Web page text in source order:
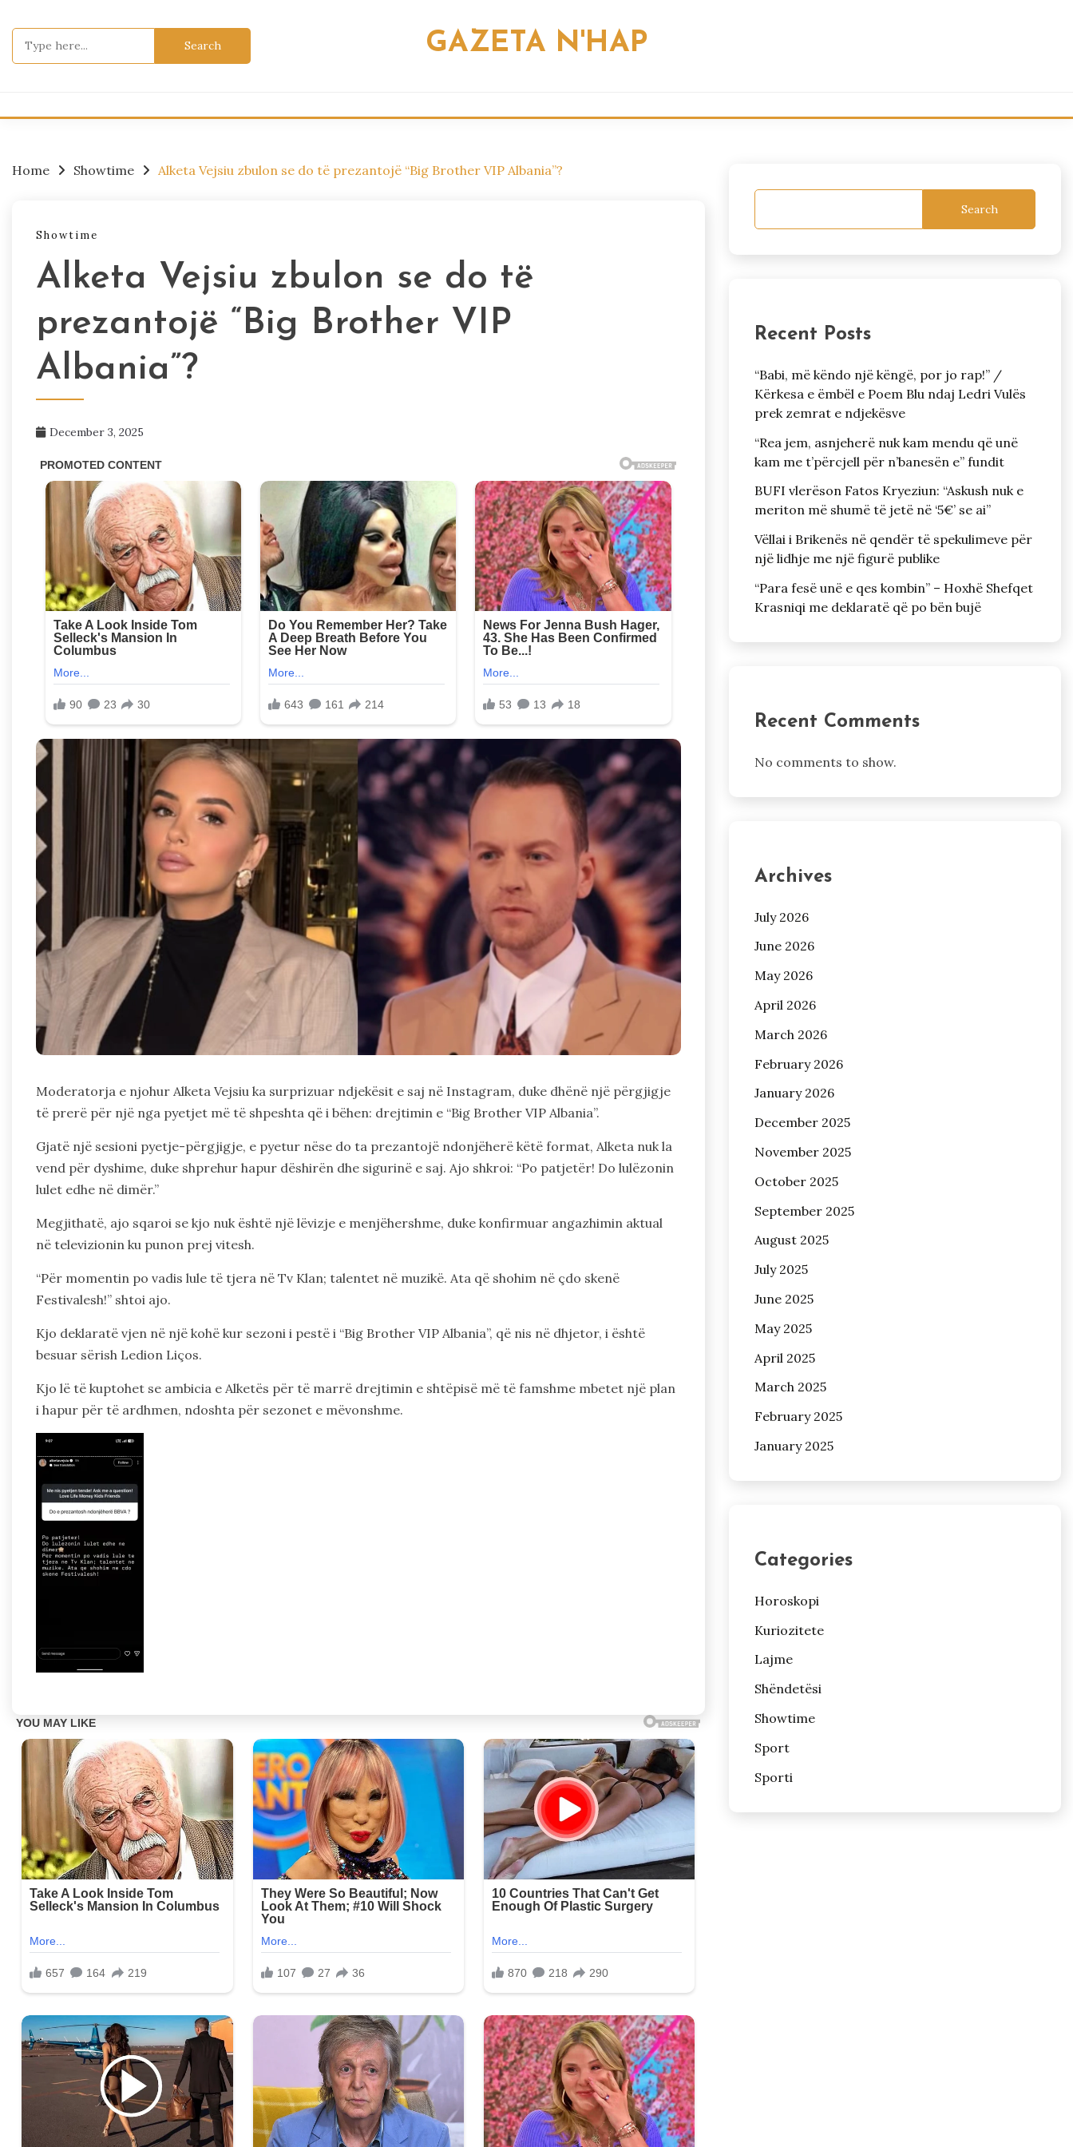
to
content
GAZETA N'HAP
Home Showtime Alketa Vejsiu zbulon se do të prezantojë “Big Brother VIP Albania”?
Showtime
Alketa Vejsiu zbulon se do të
prezantojë “Big Brother VIP
Albania”?
December 3, 2025
Moderatorja e njohur Alketa Vejsiu ka surprizuar ndjekësit e saj në Instagram, duke dhënë një përgjigje
të prerë për një nga pyetjet më të shpeshta që i bëhen: drejtimin e “Big Brother VIP Albania”.
Gjatë një sesioni pyetje-përgjigje, e pyetur nëse do ta prezantojë ndonjëherë këtë format, Alketa nuk la
vend për dyshime, duke shprehur hapur dëshirën dhe sigurinë e saj. Ajo shkroi: “Po patjetër! Do lulëzonin
lulet edhe në dimër.”
Megjithatë, ajo sqaroi se kjo nuk është një lëvizje e menjëhershme, duke konfirmuar angazhimin aktual
në televizionin ku punon prej vitesh.
“Për momentin po vadis lule të tjera në Tv Klan; talentet në muzikë. Ata që shohim në çdo skenë
Festivalesh!” shtoi ajo.
Kjo deklaratë vjen në një kohë kur sezoni i pestë i “Big Brother VIP Albania”, që nis në dhjetor, i është
besuar sërish Ledion Liços.
Kjo lë të kuptohet se ambicia e Alketës për të marrë drejtimin e shtëpisë më të famshme mbetet një plan
i hapur për të ardhmen, ndoshta për sezonet e mëvonshme.
Search
Recent Posts
“Babi, më këndo një këngë, por jo rap!” /
Kërkesa e ëmbël e Poem Blu ndaj Ledri Vulës
prek zemrat e ndjekësve
“Rea jem, asnjeherë nuk kam mendu që unë
kam me t’përcjell për n’banesën e” fundit
BUFI vlerëson Fatos Kryeziun: “Askush nuk e
meriton më shumë të jetë në ‘5€’ se ai”
Vëllai i Brikenës në qendër të spekulimeve për
një lidhje me një figurë publike
“Para fesë unë e qes kombin” – Hoxhë Shefqet
Krasniqi me deklaratë që po bën bujë
Recent Comments
No comments to show.
Archives
July 2026
June 2026
May 2026
April 2026
March 2026
February 2026
January 2026
December 2025
November 2025
October 2025
September 2025
August 2025
July 2025
June 2025
May 2025
April 2025
March 2025
February 2025
January 2025
Categories
Horoskopi
Kuriozitete
Lajme
Shëndetësi
Showtime
Sport
Sporti